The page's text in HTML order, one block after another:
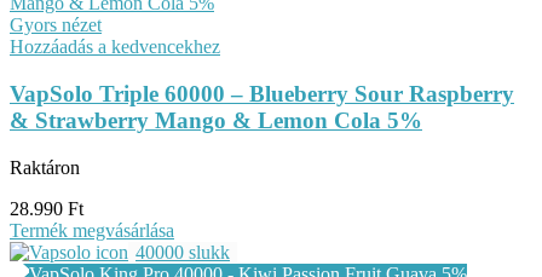
Gyors nézet
Hozzáadás a kedvencekhez
VapSolo Triple 60000 – Blueberry Sour Raspberry
& Strawberry Mango & Lemon Cola 5%
Raktáron
28.990 Ft
Termék megvásárlása
40000 slukk